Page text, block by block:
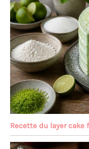
Recette du layer cake